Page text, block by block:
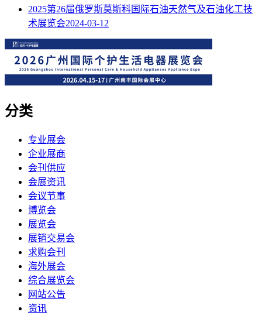
2025第26届俄罗斯莫斯科国际石油天然气及石油化工技
术展览会2024-03-12
分类
专业展会
企业展商
会刊供应
会展资讯
会议节事
博览会
展览会
展销交易会
求购会刊
海外展会
综合展览会
网站公告
资讯